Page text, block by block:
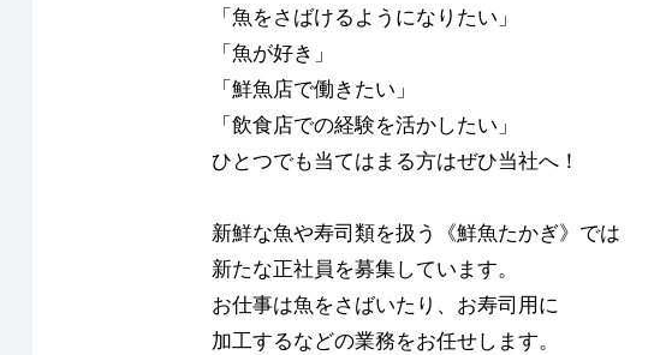
「魚をさばけるようになりたい」
「魚が好き」
「鮮魚店で働きたい」
「飲食店での経験を活かしたい」
ひとつでも当てはまる方はぜひ当社へ！
新鮮な魚や寿司類を扱う《鮮魚たかぎ》では
新たな正社員を募集しています。
お仕事は魚をさばいたり、お寿司用に
加工するなどの業務をお任せします。